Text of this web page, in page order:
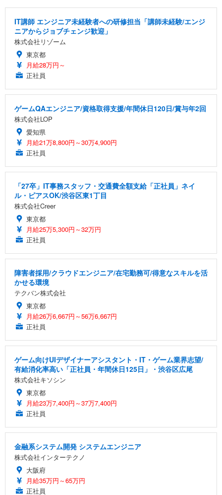
IT講師 エンジニア未経験者への研修担当「講師未経験/エンジ
ニアからジョブチェンジ歓迎」
株式会社リゾーム
東京都
月給28万円～
正社員
ゲームQAエンジニア/資格取得支援/年間休日120日/賞与年2回
株式会社LOP
愛知県
月給21万8,800円～30万4,900円
正社員
「27卒」IT事務スタッフ・交通費全額支給「正社員」ネイ
ル・ピアスOK/渋谷区東1丁目
株式会社Creer
東京都
月給25万5,300円～32万円
正社員
障害者採用/クラウドエンジニア/在宅勤務可/得意なスキルを活
かせる環境
テクバン株式会社
東京都
月給26万6,667円～56万6,667円
正社員
ゲーム向けUIデザイナーアシスタント・IT・ゲーム業界志望/
有給消化率高い「正社員・年間休日125日」・渋谷区広尾
株式会社キソシン
東京都
月給23万7,400円～37万7,400円
正社員
金融系システム開発 システムエンジニア
株式会社インターテクノ
大阪府
月給35万円～65万円
正社員